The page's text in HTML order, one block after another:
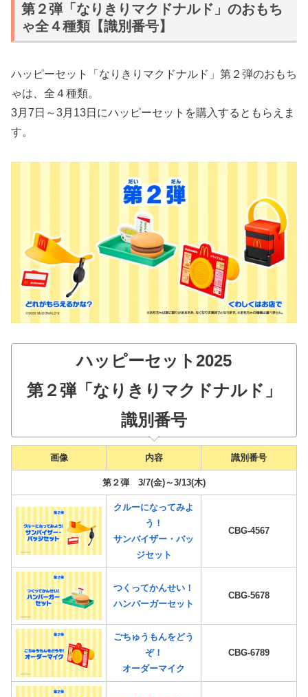
第２弾「なりきりマクドナルド」のおもち
ゃ全４種類【識別番号】
ハッピーセット「なりきりマクドナルド」第２弾のおもち
ゃは、全４種類。
3月7日～3月13日にハッピーセットを購入するともらえま
す。
ハッピーセット2025
第２弾「なりきりマクドナルド 」
識別番号
画像 内容 識別番号
第２弾 3/7(金)～3/13(木)
クルーになってみよ
う！
サンバイザー・バッ
ジセット
CBG-4567
つくってかんせい！
ハンバーガーセット
CBG-5678
ごちゅうもんをどう
ぞ！
オーダーマイク
CBG-6789